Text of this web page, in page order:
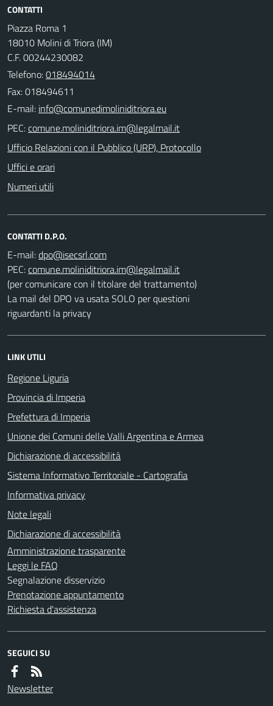
CONTATTI
Piazza Roma 1
18010 Molini di Triora (IM)
C.F. 00244230082
Telefono:018494014
Fax: 018494611
E-mail:
PEC:
Ufficio Relazioni con il Pubblico (URP), Protocollo
Uffici e orari
Numeri utili
CONTATTI D.P.O.
E-mail:
PEC:
(per comunicare con il titolare del trattamento)
La mail del DPO va usata SOLO per questioni
riguardanti la privacy
LINK UTILI
Regione Liguria
Provincia di Imperia
Prefettura di Imperia
Unione dei Comuni delle Valli Argentina e Armea
Dichiarazione di accessibilità
Sistema Informativo Territoriale - Cartografia
Informativa privacy
Note legali
Dichiarazione di accessibilità
Amministrazione trasparente
Leggi le FAQ
Segnalazione disservizio
Prenotazione appuntamento
Richiesta d'assistenza
SEGUICI SU
Newsletter